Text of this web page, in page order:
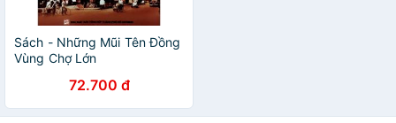
Sách - Những Mũi Tên Đồng
Vùng Chợ Lớn
72.700 đ